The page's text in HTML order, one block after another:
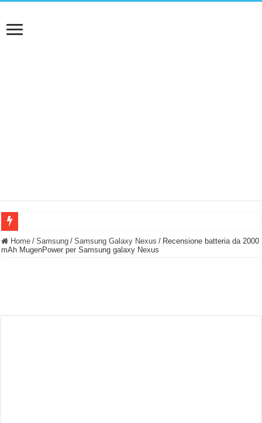
BASTA FATICARE! Questo robot tagliaerba lo appoggi e fa tutto lui! (Senza
Home / Samsung / Samsung Galaxy Nexus / Recensione batteria da 2000
mAh MugenPower per Samsung galaxy Nexus